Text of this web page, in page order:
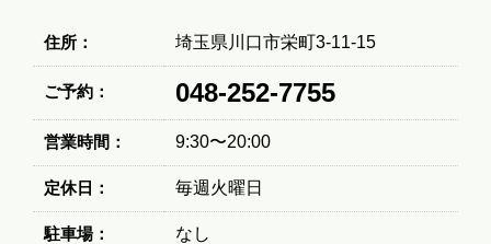
住所： 埼玉県川口市栄町3-11-15
ご予約： 048-252-7755
営業時間： 9:30〜20:00
定休日： 毎週火曜日
駐車場： なし